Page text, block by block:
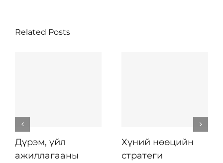
Related Posts
Дүрэм, үйл
ажиллагааны
Хүний нөөцийн
стратеги